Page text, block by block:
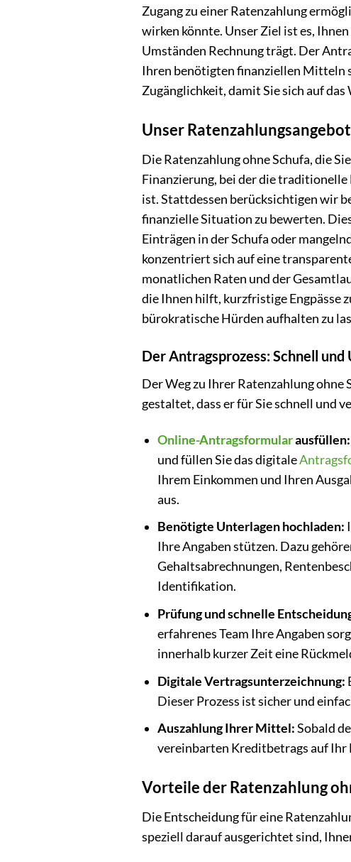
Zugang zu einer Ratenzahlung
wirken könnte. Unser Ziel ist es,
Umständen Rechnung trägt. Der
Ihren benötigten finanziellen Mitteln
Zugänglichkeit, damit Sie sich auf
Unser
Die Ratenzahlung ohne Schufa, die
Finanzierung, bei der die
ist. Stattdessen berücksichtigen wir
finanzielle Situation zu bewerten.
Einträgen in der Schufa oder
konzentriert sich auf eine
monatlichen Raten und der
die Ihnen hilft, kurzfristige Engpässe
bürokratische Hürden aufhalten zu
Der Antragsprozess: Schnell
Der Weg zu Ihrer Ratenzahlung
gestaltet, dass er für Sie schnell und
Online-Antragsformularausfüllen:
und füllen Sie das digitale
Ihrem Einkommen und Ihren
aus.
Benötigte Unterlagen hochladen:
Ihre Angaben stützen. Dazu
Gehaltsabrechnungen,
Identifikation.
Prüfung und schnelle
erfahrenes Team Ihre Angaben
innerhalb kurzer Zeit eine
Digitale Vertragsunterzeichnung:
Dieser Prozess ist sicher und
Auszahlung Ihrer Mittel:Sobald
vereinbarten Kreditbetrags auf Ihr
Vorteile der Ratenzahlung
Die Entscheidung für eine
speziell darauf ausgerichtet sind,